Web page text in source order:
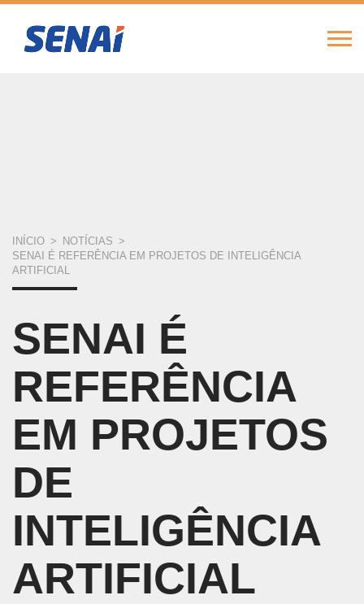
VOCÊ
ESTÁ
INÍCIO > NOTÍCIAS >
SENAI É REFERÊNCIA EM PROJETOS DE INTELIGÊNCIA
ARTIFICIAL
SENAI É
REFERÊNCIA
EM PROJETOS
DE
INTELIGÊNCIA
ARTIFICIAL